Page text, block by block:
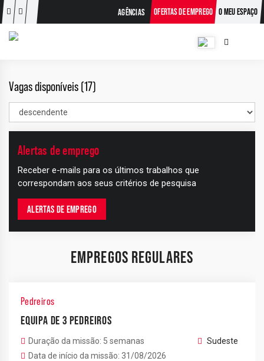
AGÊNCIAS OFERTAS DE EMPREGO O MEU ESPAÇO
Vagas disponíveis (17)
Alertas de emprego
Receber e-mails para os últimos trabalhos que
correspondam aos seus critérios de pesquisa
ALERTAS DE EMPREGO
EMPREGOS REGULARES
Pedreiros
EQUIPA DE 3 PEDREIROS
Duração da missão: 5 semanas
Data de início da missão: 31/08/2026
Sudeste
+
−